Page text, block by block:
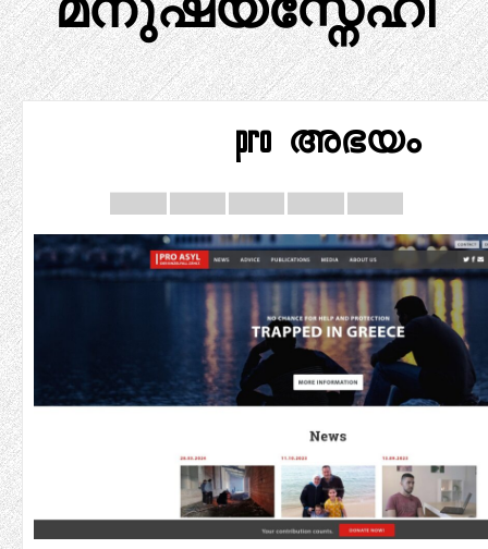
pro അഭയം